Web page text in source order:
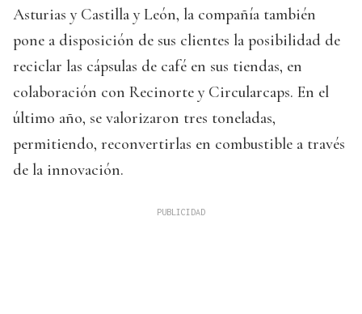
Asturias y Castilla y León, la compañía también
pone a disposición de sus clientes la posibilidad de
reciclar las cápsulas de café en sus tiendas, en
colaboración con Recinorte y Circularcaps. En el
último año, se valorizaron tres toneladas,
permitiendo, reconvertirlas en combustible a través
de la innovación.